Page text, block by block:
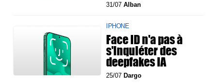
31/07Alban
IPHONE
Face ID n'a pas à
s'inquiéter des
deepfakes IA
25/07 Dargo